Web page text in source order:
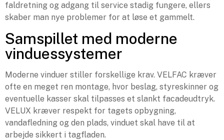
faldretning og adgang til service stadig fungere, ellers
skaber man nye problemer for at løse et gammelt.
Samspillet med moderne
vinduessystemer
Moderne vinduer stiller forskellige krav. VELFAC kræver
ofte en meget ren montage, hvor beslag, styreskinner og
eventuelle kasser skal tilpasses et slankt facadeudtryk.
VELUX kræver respekt for tagets opbygning,
vandafledning og den plads, vinduet skal have til at
arbejde sikkert i tagfladen.